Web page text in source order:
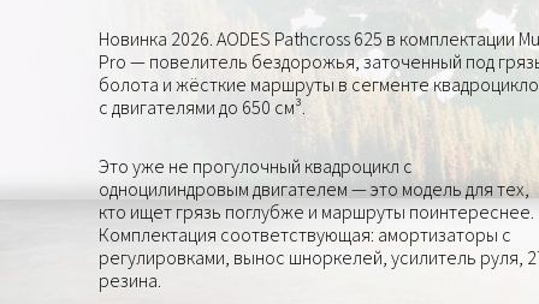
Новинка 2026. AODES Pathcross 625 в комплектации
Pro — повелитель бездорожья, заточенный под
болота и жёсткие маршруты в сегменте
с двигателями до 650 см³.
Это уже не прогулочный квадроцикл с
одноцилиндровым двигателем — это модель для тех,
кто ищет грязь поглубже и маршруты поинтереснее.
Комплектация соответствующая: амортизаторы с
регулировками, вынос шноркелей, усилитель руля,
резина.